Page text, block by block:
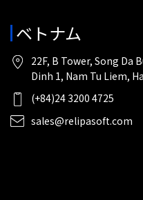
ベトナム
22F, B Tower, Song Da
Dinh 1, Nam Tu Liem,
(+84)24 3200 4725
sales@relipasoft.com